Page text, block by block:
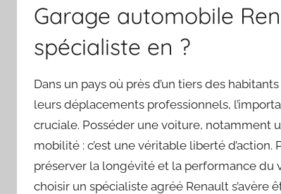
Garage automobile
spécialiste en ?
Dans un pays où près d’un tiers des
leurs déplacements professionnels,
cruciale. Posséder une voiture, notamment
mobilité : c’est une véritable liberté
préserver la longévité et la performance du
choisir un spécialiste agréé Renault